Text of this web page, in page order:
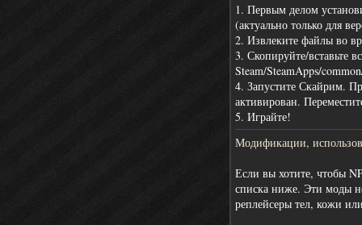
1. Первым делом
(актуально только для
2. Извлеките файлы во
3. Скопируйте/вставьте
Steam/SteamApps/
4. Запустите Скайрим.
активирован.
5. Играйте!
Модификации,
Если вы хотите, чтобы
списка ниже. Эти моды
реплейсеры тел, кожи